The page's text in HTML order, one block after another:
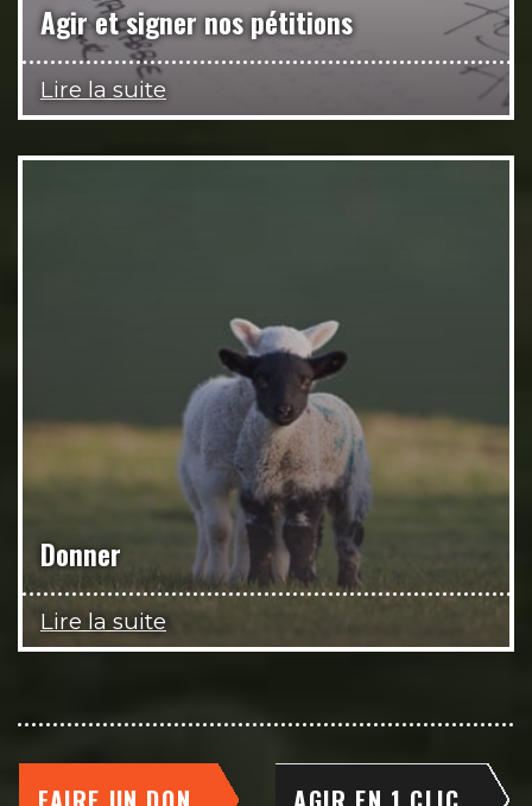
Agir et signer nos pétitions
Lire la suite
Donner
Lire la suite